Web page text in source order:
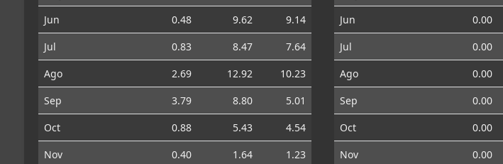
Jun
0.48 9.62
9.14
Jul
0.83 8.47
7.64
Ago
2.69 12.92
10.23
Sep
3.79 8.80
5.01
Oct
0.88 5.43
4.54
Nov
0.40 1.64 1.23
Jun
0.00
Jul
0.00
Ago
0.00
Sep
0.00
Oct
0.00
Nov
0.00